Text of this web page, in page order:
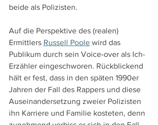
beide als Polizisten.
Auf die Perspektive des (realen)
Ermittlers Russell Poole wird das
Publikum durch sein Voice-over als Ich-
Erzähler eingeschworen. Rückblickend
hält er fest, dass in den späten 1990er
Jahren der Fall des Rappers und diese
Auseinandersetzung zweier Polizisten
ihn Karriere und Familie kosteten, denn